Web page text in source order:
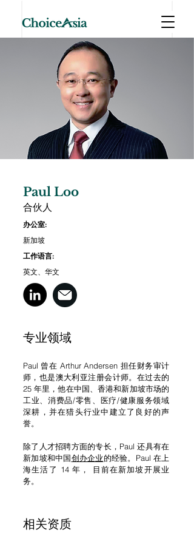
Paul Loo
合伙人
办公室:
新加坡
工作语言:
英文、华文
专业领域
Paul 曾在 Arthur Andersen 担任财务审计
师，也是澳大利亚注册会计师。在过去的
25 年里，他在中国、香港和新加坡市场的
工业、消费品/零售、医疗/健康服务领域
深耕，并在猎头行业中建立了良好的声
誉。
除了人才招聘方面的专长，Paul 还具有在
新加坡和中国创办企业的经验。Paul 在上
海生活了 14 年， 目前在新加坡开展业
务。
​相关资质